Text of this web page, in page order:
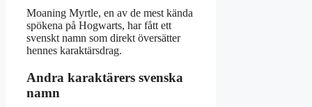
Moaning Myrtle, en av de mest kända
spökena på Hogwarts, har fått ett
svenskt namn som direkt översätter
hennes karaktärsdrag.
Andra karaktärers svenska
namn